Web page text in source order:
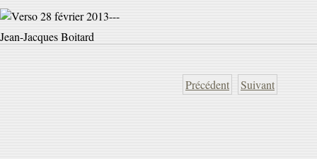
Jean-Jacques Boitard
Précédent Suivant